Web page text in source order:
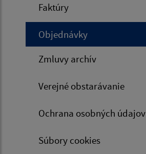
Faktúry
Objednávky
Zmluvy archív
Verejné obstarávanie
Ochrana osobných údajov
Súbory cookies